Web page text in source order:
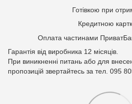
Готівкою при
Кредитною
Оплата частинами
Гарантія від виробника 12 місяців.
При виникненні питань або для
пропозицій звертайтесь за тел. 095